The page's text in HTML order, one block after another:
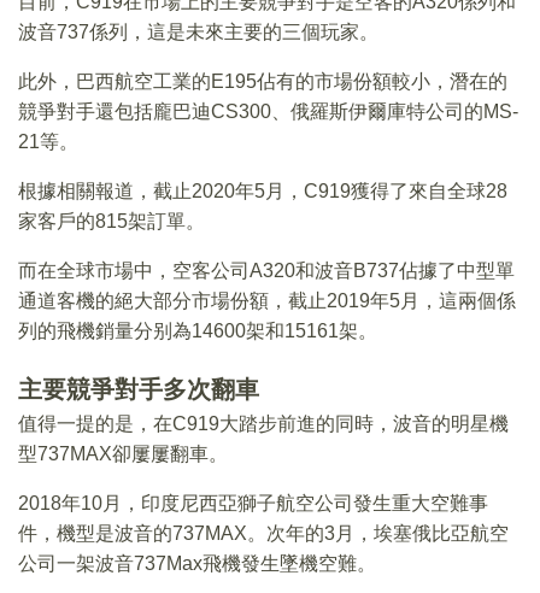
波音737係列，這是未來主要的三個玩家。
此外，巴西航空工業的E195佔有的市場份額較小，潛在的
競爭對手還包括龐巴迪CS300、俄羅斯伊爾庫特公司的MS-
21等。
根據相關報道，截止2020年5月，C919獲得了來自全球28
家客戶的815架訂單。
而在全球市場中，空客公司A320和波音B737佔據了中型單
通道客機的絕大部分市場份額，截止2019年5月，這兩個係
列的飛機銷量分别為14600架和15161架。
主要競爭對手多次翻車
值得一提的是，在C919大踏步前進的同時，波音的明星機
型737MAX卻屢屢翻車。
2018年10月，印度尼西亞獅子航空公司發生重大空難事
件，機型是波音的737MAX。次年的3月，埃塞俄比亞航空
公司一架波音737Max飛機發生墜機空難。